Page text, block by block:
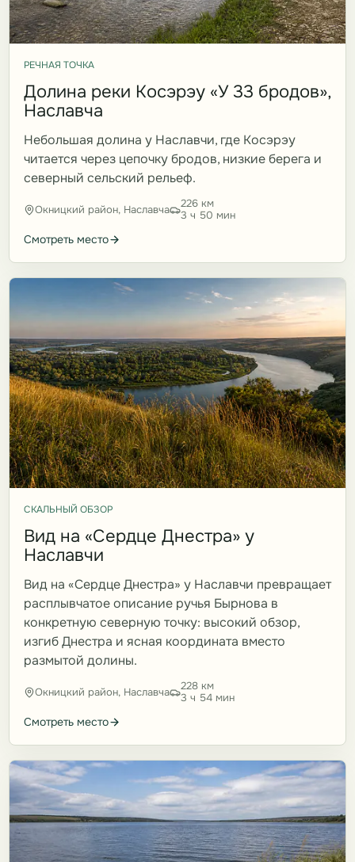
РЕЧНАЯ ТОЧКА
Долина реки Косэрэу «У 33 бродов»,
Наславча
Небольшая долина у Наславчи, где Косэрэу
читается через цепочку бродов, низкие берега и
северный сельский рельеф.
Окницкий район, Наславча
226 км
3 ч 50 мин
Смотреть место
СКАЛЬНЫЙ ОБЗОР
Вид на «Сердце Днестра» у
Наславчи
Вид на «Сердце Днестра» у Наславчи превращает
расплывчатое описание ручья Бырнова в
конкретную северную точку: высокий обзор,
изгиб Днестра и ясная координата вместо
размытой долины.
Окницкий район, Наславча
228 км
3 ч 54 мин
Смотреть место